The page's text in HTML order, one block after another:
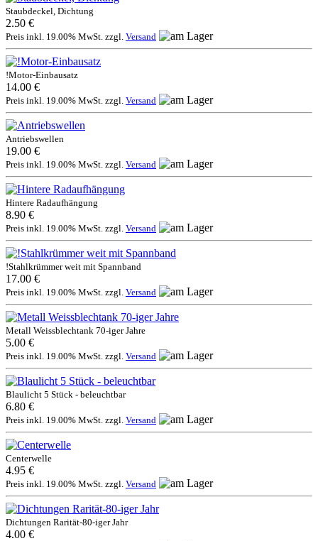
Staubdeckel, Dichtung
2.50 €
Preis inkl. 19.00% MwSt. zzgl. Versand
!Motor-Einbausatz
14.00 €
Preis inkl. 19.00% MwSt. zzgl. Versand
Antriebswellen
19.00 €
Preis inkl. 19.00% MwSt. zzgl. Versand
Hintere Radaufhängung
8.90 €
Preis inkl. 19.00% MwSt. zzgl. Versand
!Stahlkrümmer weit mit Spannband
17.00 €
Preis inkl. 19.00% MwSt. zzgl. Versand
Metall Weissblechtank 70-iger Jahre
5.00 €
Preis inkl. 19.00% MwSt. zzgl. Versand
Blaulicht 5 Stück - beleuchtbar
6.80 €
Preis inkl. 19.00% MwSt. zzgl. Versand
Centerwelle
4.95 €
Preis inkl. 19.00% MwSt. zzgl. Versand
Dichtungen Rarität-80-iger Jahr
4.00 €